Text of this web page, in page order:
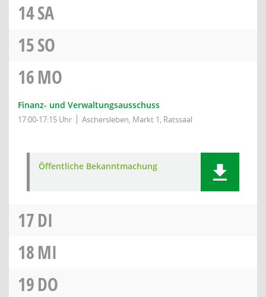
14SA
15SO
16MO
Finanz- und Verwaltungsausschuss
17:00-17:15 Uhr Aschersleben, Markt 1, Ratssaal
Öffentliche Bekanntmachung
17DI
18MI
19DO